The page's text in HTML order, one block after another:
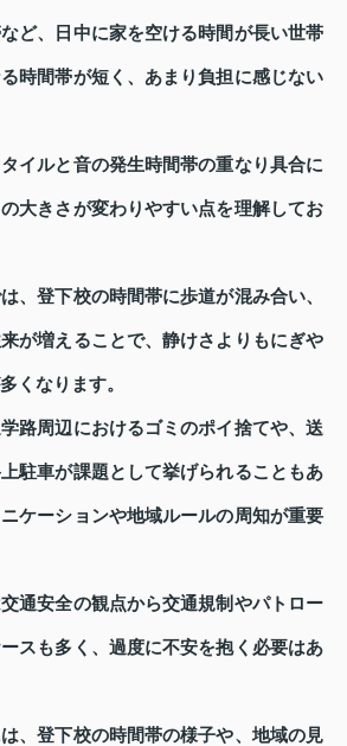
ど、日中に家を空ける時間が長い世帯
時間帯が短く、あまり負担に感じない
イルと音の発生時間帯の重なり具合に
大きさが変わりやすい点を理解してお
、登下校の時間帯に歩道が混み合い、
が増えることで、静けさよりもにぎや
くなります。
路周辺におけるゴミのポイ捨てや、送
駐車が課題として挙げられることもあ
ケーションや地域ルールの周知が重要
通安全の観点から交通規制やパトロー
スも多く、過度に不安を抱く必要はあ
、登下校の時間帯の様子や、地域の見